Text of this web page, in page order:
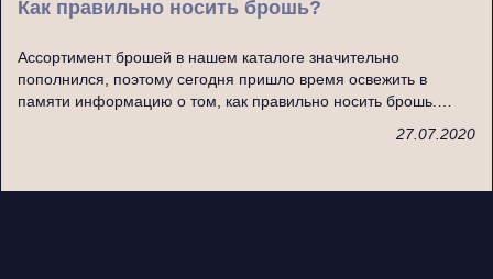
Как правильно носить брошь?
Ассортимент брошей в нашем каталоге значительно
пополнился, поэтому сегодня пришло время освежить в
памяти информацию о том, как правильно носить брошь.…
27.07.2020